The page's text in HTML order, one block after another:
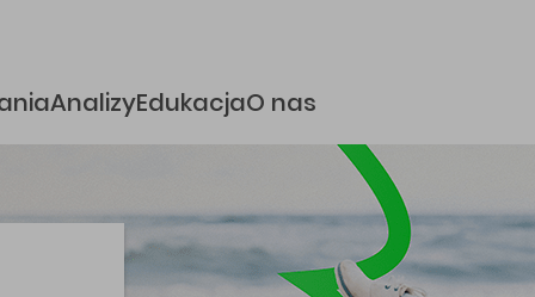
AnalizyEdukacjaO nas